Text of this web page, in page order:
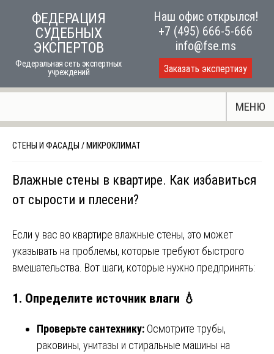
ФЕДЕРАЦИЯ
СУДЕБНЫХ
ЭКСПЕРТОВ
Федеральная сеть экспертных
учреждений
Наш офис открылся!
+7 (495) 666-5-666
info@fse.ms
Заказать экспертизу
МЕНЮ
СТЕНЫ И ФАСАДЫ / МИКРОКЛИМАТ
Влажные стены в квартире. Как избавиться
от сырости и плесени?
Если у вас во квартире влажные стены, это может
указывать на проблемы, которые требуют быстрого
вмешательства. Вот шаги, которые нужно предпринять:
1. Определите источник влаги 💧
Проверьте сантехнику: Осмотрите трубы,
раковины, унитазы и стиральные машины на